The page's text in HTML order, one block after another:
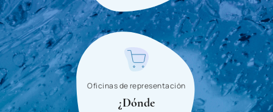
Oficinas de representación
¿Dónde
Tajikistan
Thailand
Tanzania
Togo
Tunisia